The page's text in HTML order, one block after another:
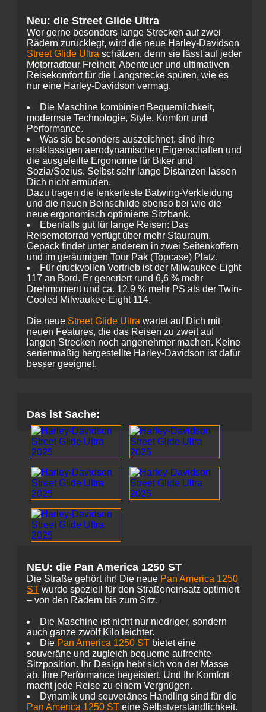
Neu: die Street Glide Ultra
Wer gerne besonders lange Strecken auf zwei
Rädern zurücklegt, wird die neue Harley-Davidson
Street Glide Ultra schätzen, denn sie lässt auf jeder
Motorradtour Freiheit, Abenteuer und ultimativen
Reisekomfort für die Langstrecke spüren, wie es
nur eine Harley-Davidson vermag.
Die Maschine kombiniert Bequemlichkeit,
modernste Technologie, Style, Komfort und
Performance.
Was sie besonders auszeichnet, sind ihre
erstklassigen aerodynamischen Eigenschaften und
die ausgefeilte Ergonomie für Biker und
Sozia/Sozius. Selbst sehr lange Distanzen lassen
Dich nicht ermüden.
Dazu tragen die lenkerfeste Batwing-Verkleidung
und die neuen Beinschilde ebenso bei wie die
neue ergonomisch optimierte Sitzbank.
Ebenfalls gut für lange Reisen: Das
Reisemotorrad verfügt über mehr Stauraum.
Gepäck findet unter anderem in zwei Seitenkoffern
und im geräumigen Tour Pak (Topcase) Platz.
Für druckvollen Vortrieb ist der Milwaukee-Eight
117 an Bord. Er generiert rund 6,6 % mehr
Drehmoment und ca. 12,9 % mehr PS als der Twin-
Cooled Milwaukee-Eight 114.
Die neue Street Glide Ultra wartet auf Dich mit
neuen Features, die das Reisen zu zweit auf
langen Strecken noch angenehmer machen. Keine
serienmäßig hergestellte Harley-Davidson ist dafür
besser geeignet.
Das ist Sache:
NEU: die Pan America 1250 ST
Die Straße gehört ihr! Die neue Pan America 1250
ST wurde speziell für den Straßeneinsatz optimiert
– von den Rädern bis zum Sitz.
Die Maschine ist nicht nur niedriger, sondern
auch ganze zwölf Kilo leichter.
Die Pan America 1250 ST bietet eine
souveräne und zugleich bequeme aufrechte
Sitzposition. Ihr Design hebt sich von der Masse
ab. Ihre Performance begeistert. Und Ihr Komfort
macht jede Reise zu einem Vergnügen.
Dynamik und souveränes Handling sind für die
Pan America 1250 ST eine Selbstverständlichkeit.